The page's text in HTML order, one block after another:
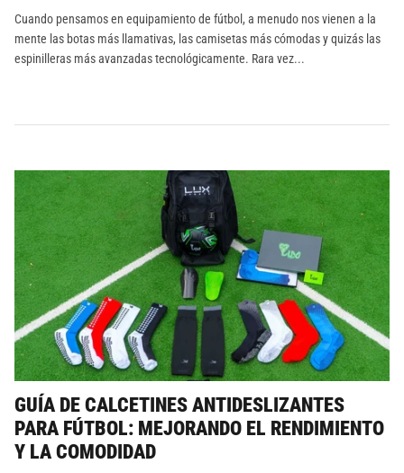
Cuando pensamos en equipamiento de fútbol, a menudo nos vienen a la
mente las botas más llamativas, las camisetas más cómodas y quizás las
espinilleras más avanzadas tecnológicamente. Rara vez...
GUÍA DE CALCETINES ANTIDESLIZANTES
PARA FÚTBOL: MEJORANDO EL RENDIMIENTO
Y LA COMODIDAD